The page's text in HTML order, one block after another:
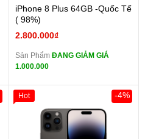
iPhone 8 Plus 64GB -Quốc Tế
( 98%)
2.800.000₫
Sản Phẩm ĐANG GIẢM GIÁ
1.000.000
-4%
Hot